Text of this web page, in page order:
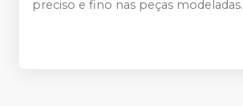
preciso e fino nas peças modeladas.